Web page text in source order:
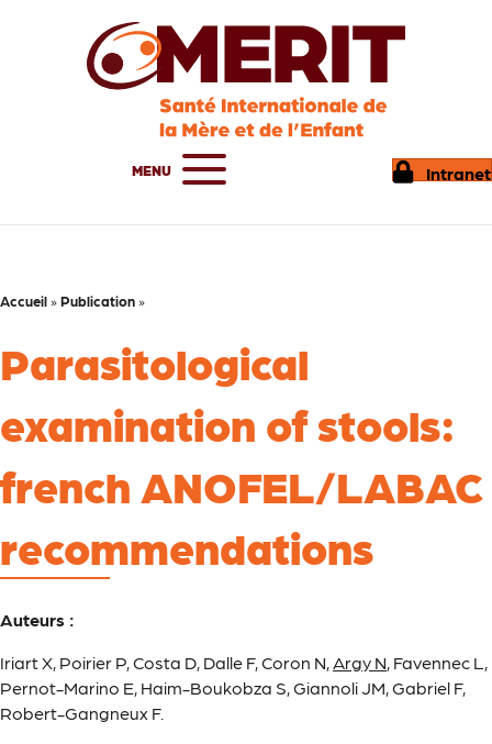
MENU Intranet
Accueil » Publication »
Parasitological
examination of stools:
french ANOFEL/LABAC
recommendations
Auteurs :
Iriart X, Poirier P, Costa D, Dalle F, Coron N, Argy N, Favennec L,
Pernot-Marino E, Haim-Boukobza S, Giannoli JM, Gabriel F,
Robert-Gangneux F.